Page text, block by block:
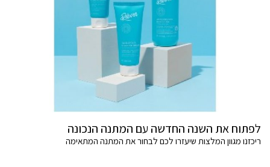
לפתוח את השנה החדשה עם המתנה הנכונה
ריכזנו מגוון המלצות שיעזרו לכם לבחור את המתנה המתאימה